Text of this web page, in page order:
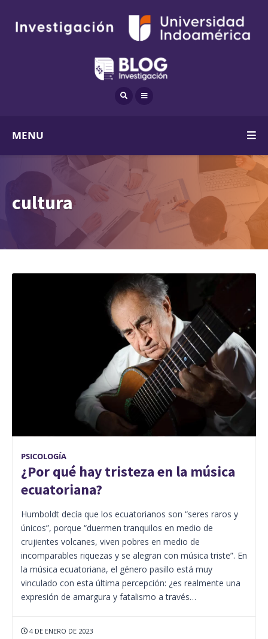
MENU
cultura
PSICOLOGÍA
¿Por qué hay tristeza en la música
ecuatoriana?
Humboldt decía que los ecuatorianos son “seres raros y
únicos”, porque “duermen tranquilos en medio de
crujientes volcanes, viven pobres en medio de
incomparables riquezas y se alegran con música triste”. En
la música ecuatoriana, el género pasillo está muy
vinculado con esta última percepción: ¿es realmente una
expresión de amargura y fatalismo a través…
4 DE ENERO DE 2023